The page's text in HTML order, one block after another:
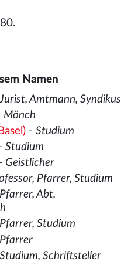
Namen
Amtmann, Syndikus
Mönch
- Studium
Studium
Geistlicher
Pfarrer, Studium
Pfarrer, Abt,
Pfarrer, Studium
Pfarrer
Studium, Schriftsteller